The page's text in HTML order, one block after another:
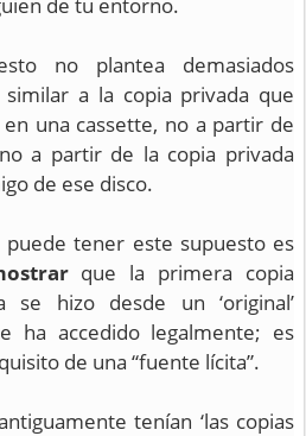
no plantea demasiados
a la copia privada que
una cassette, no a partir de
a partir de la copia privada
de ese disco.
tener este supuesto es
que la primera copia
se hizo desde un ‘original’
ha accedido legalmente; es
de una “fuente lícita”.
tenían ‘las copias